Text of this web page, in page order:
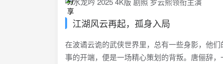
江湖风云再起，孤身入局
在波谲云诡的武侠世界里，总有一些身影，他
事的开端，便是一场精心策划的背叛。唐俪辞